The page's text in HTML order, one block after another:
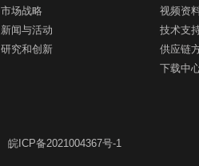
市场战略
新闻与活动
研究和创新
视频资
技术支
供应链
下载中
皖ICP备2021004367号-1